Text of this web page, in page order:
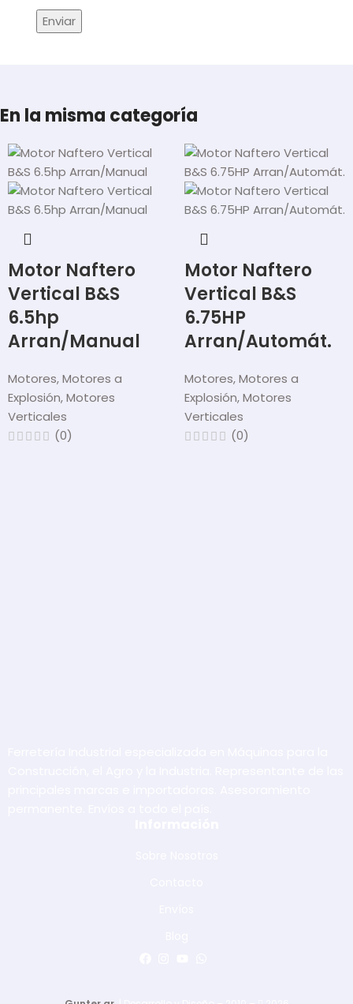
En la misma categoría
Motor Naftero
Vertical B&S
6.5hp
Arran/Manual
Motores,Motores a
Explosión,Motores
Verticales
(0)
Motor Naftero
Vertical B&S
6.75HP
Arran/Automát.
Motores,Motores a
Explosión,Motores
Verticales
(0)